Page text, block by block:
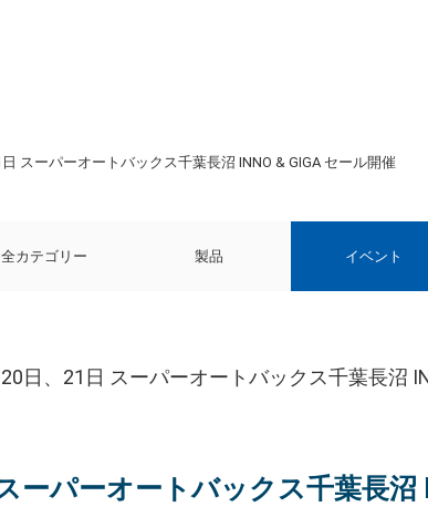
スーパーオートバックス千葉長沼 INNO & GIGA セール開催
全カテゴリー 製品 イベント
日、21日 スーパーオートバックス千葉長沼
スーパーオートバックス千葉長